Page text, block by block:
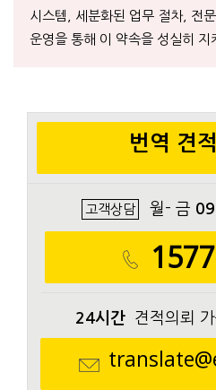
시스템, 세분화된 업무 절차, 전
운영을 통해 이 약속을 성실히 지
번역 견
고객상담 월- 금
24시간견적의뢰 가